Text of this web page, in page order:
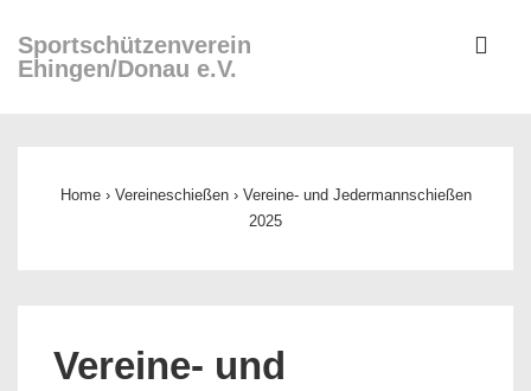
Zum
Inhalt
Sportschützenverein
Ehingen/Donau e.V.
Home › Vereineschießen › Vereine- und Jedermannschießen
2025
Vereine- und